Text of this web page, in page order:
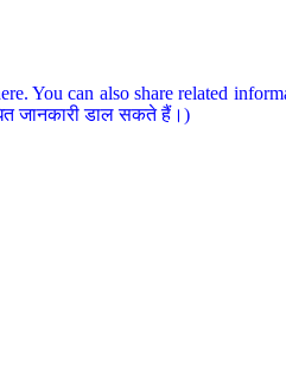
You can also share related
जानकारी डाल सकते हैं।)